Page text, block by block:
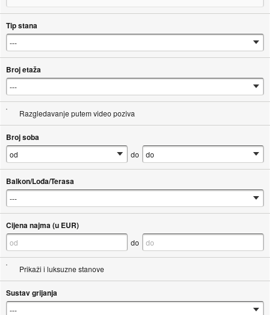
Tip stana
Broj etaža
Razgledavanje putem video poziva
Broj soba
do
Balkon/Lođa/Terasa
Cijena najma (u EUR)
do
Prikaži i luksuzne stanove
Sustav grijanja